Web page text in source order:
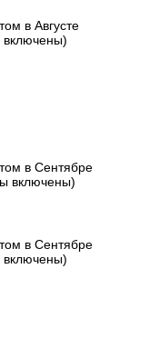
в Августе
включены)
в Сентябре
включены)
в Сентябре
включены)